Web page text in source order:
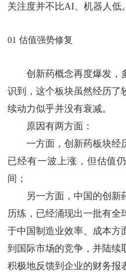
关注度并不比AI、机器人低。
01 估值强势修复
创新药概念再度爆发，
识到，这个板块虽然经历了
续动力似乎并没有衰减。
原因有两方面：
一方面，创新药板块经
已经有一波上涨，但估值
间；
另一方面，中国的创新
历练，已经涌现出一批有全
于中国制造业效率、成本方
到国际市场的竞争，并陆续
积极地反馈到企业的财务报